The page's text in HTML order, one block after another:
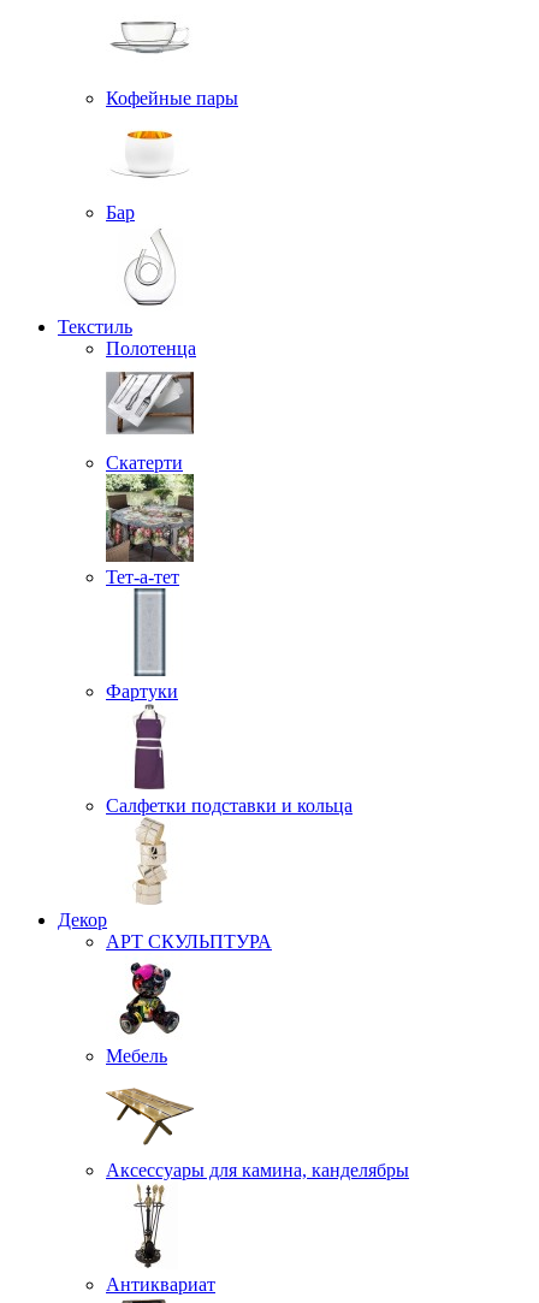
Кофейные пары
Бар
Текстиль
Полотенца
Скатерти
Тет-а-тет
Фартуки
Салфетки подставки и кольца
Декор
АРТ СКУЛЬПТУРА
Мебель
Аксессуары для камина, канделябры
Антиквариат